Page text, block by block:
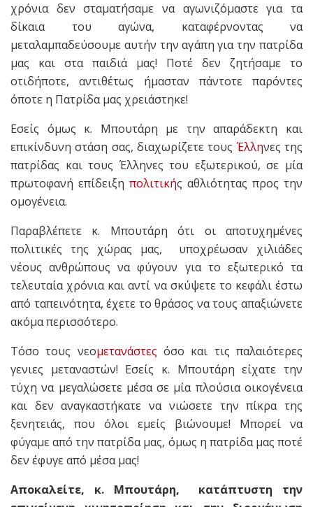
χρόνια δεν σταματήσαμε να αγωνιζόμαστε για τα
δίκαια του αγώνα, καταφέρνοντας να
μεταλαμπαδεύσουμε αυτήν την αγάπη για την πατρίδα
μας και στα παιδιά μας! Ποτέ δεν ζητήσαμε το
οτιδήποτε, αντιθέτως ήμασταν πάντοτε παρόντες
όποτε η Πατρίδα μας χρειάστηκε!
Εσείς όμως κ. Μπουτάρη με την απαράδεκτη και
επικίνδυνη στάση σας, διαχωρίζετε τους Έλληνες της
πατρίδας και τους Έλληνες του εξωτερικού, σε μία
πρωτοφανή επίδειξη πολιτικής αθλιότητας προς την
ομογένεια.
Παραβλέπετε κ. Μπουτάρη ότι οι αποτυχημένες
πολιτικές της χώρας μας, υποχρέωσαν χιλιάδες
νέους ανθρώπους να φύγουν για το εξωτερικό τα
τελευταία χρόνια και αντί να σκύψετε το κεφάλι έστω
από ταπεινότητα, έχετε το θράσος να τους απαξιώνετε
ακόμα περισσότερο.
Τόσο τους νεομετανάστες όσο και τις παλαιότερες
γενιες μεταναστών! Εσείς κ. Μπουτάρη είχατε την
τύχη να μεγαλώσετε μέσα σε μία πλούσια οικογένεια
και δεν αναγκαστήκατε να νιώσετε την πίκρα της
ξενητειάς, που όλοι εμείς βιώνουμε! Μπορεί να
φύγαμε από την πατρίδα μας, όμως η πατρίδα μας ποτέ
δεν έφυγε από μέσα μας!
Αποκαλείτε, κ. Μπουτάρη, κατάπτυστη την